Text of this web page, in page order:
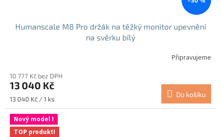
Humanscale M8 Pro držák na těžký monitor upevnění
na svěrku bílý
Připravujeme
10 777 Kč bez DPH
13 040 Kč
Měrná
cena:
13 040 Kč / 1 ks
Do košíku
Nový model !
TOP produkt!